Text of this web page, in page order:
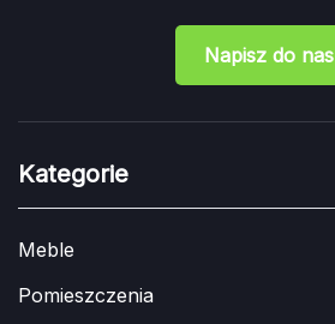
Napisz do nas
Kategorie
Meble
Pomieszczenia